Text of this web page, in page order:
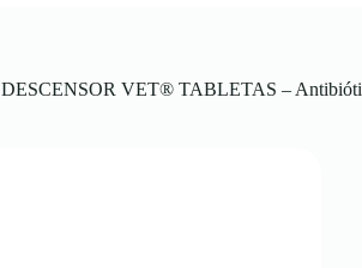
DESCENSOR VET® TABLETAS –